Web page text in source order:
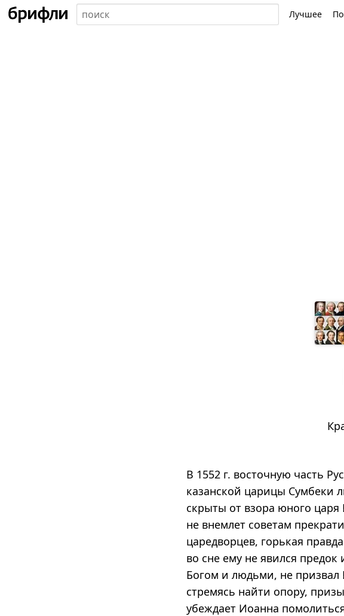
Лучшее
В 1552 г. восточную часть
казанской царицы Сумбеки
скрыты от взора юного
не внемлет советам
царедворцев, горькая
во сне ему не явился
Богом и людьми, не призвал
стремясь найти опору,
убеждает Иоанна